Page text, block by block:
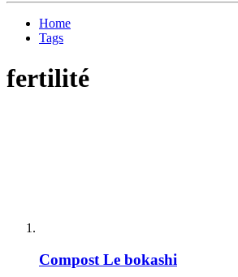
Home
Tags
fertilité
Compost Le bokashi